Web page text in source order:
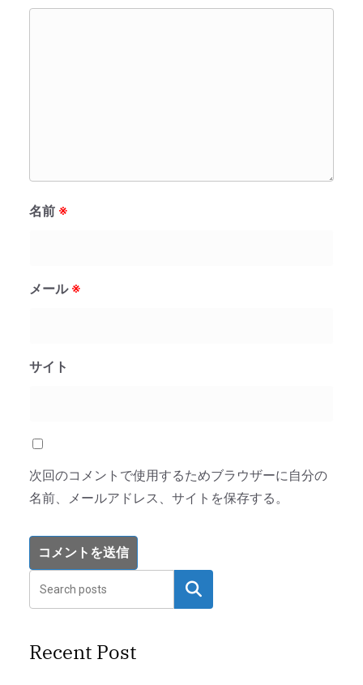
名前 ※
メール ※
サイト
次回のコメントで使用するためブラウザーに自分の
名前、メールアドレス、サイトを保存する。
検索
Recent Post